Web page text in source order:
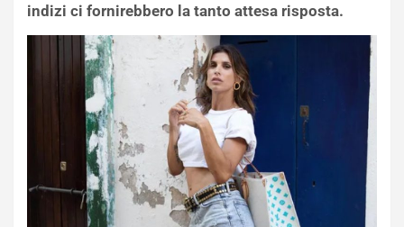
indizi ci fornirebbero la tanto attesa risposta.